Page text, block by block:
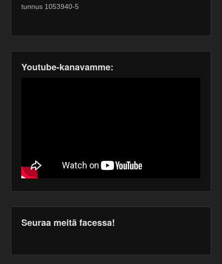
tunnus 1053940-5
Youtube-kanavamme:
Seuraa meitä facessa!